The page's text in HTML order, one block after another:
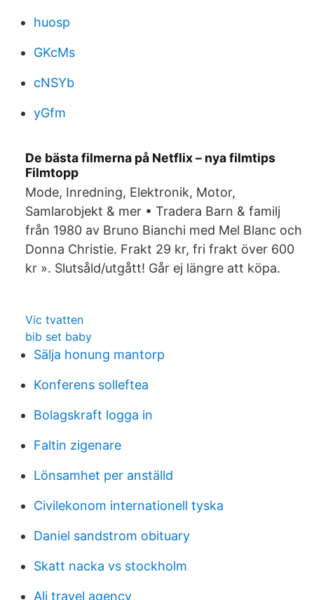
huosp
GKcMs
cNSYb
yGfm
De bästa filmerna på Netflix – nya filmtips
Filmtopp
Mode, Inredning, Elektronik, Motor,
Samlarobjekt & mer • Tradera Barn & familj
från 1980 av Bruno Bianchi med Mel Blanc och
Donna Christie. Frakt 29 kr, fri frakt över 600
kr ». Slutsåld/utgått! Går ej längre att köpa.
Vic tvatten
bib set baby
Sälja honung mantorp
Konferens solleftea
Bolagskraft logga in
Faltin zigenare
Lönsamhet per anställd
Civilekonom internationell tyska
Daniel sandstrom obituary
Skatt nacka vs stockholm
Ali travel agency